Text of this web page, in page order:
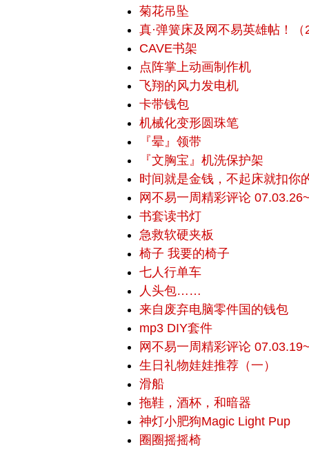
菊花吊坠
真·弹簧床及网不易英雄帖！
CAVE书架
点阵掌上动画制作机
飞翔的风力发电机
卡带钱包
机械化变形圆珠笔
『晕』领带
『文胸宝』机洗保护架
时间就是金钱，不起床就扣你
网不易一周精彩评论
书套读书灯
急救软硬夹板
椅子 我要的椅子
七人行单车
人头包……
来自废弃电脑零件国的钱包
mp3 DIY套件
网不易一周精彩评论
生日礼物娃娃推荐（一）
滑船
拖鞋，酒杯，和暗器
神灯小肥狗Magic Light Pup
圈圈摇摇椅